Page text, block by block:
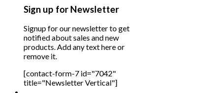
Sign up for Newsletter
Signup for our newsletter to get
notified about sales and new
products. Add any text here or
remove it.
[contact-form-7 id="7042"
title="Newsletter Vertical"]